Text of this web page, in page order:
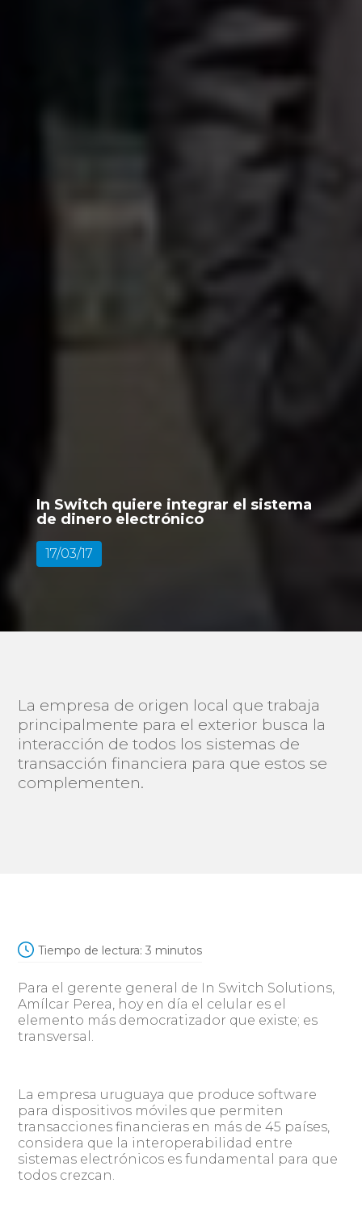
In Switch quiere integrar el sistema
de dinero electrónico
17/03/17
La empresa de origen local que trabaja
principalmente para el exterior busca la
interacción de todos los sistemas de
transacción financiera para que estos se
complementen.
Tiempo de lectura: 3 minutos
Para el gerente general de In Switch Solutions,
Amílcar Perea, hoy en día el celular es el
elemento más democratizador que existe; es
transversal.
La empresa uruguaya que produce software
para dispositivos móviles que permiten
transacciones financieras en más de 45 países,
considera que la interoperabilidad entre
sistemas electrónicos es fundamental para que
todos crezcan.